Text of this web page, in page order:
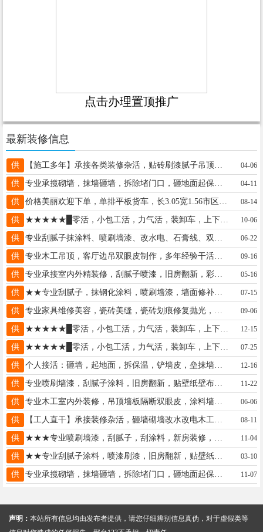
点击办理置顶推广
最新装修信息
供 04-06
供 04-11
供 08-14
供 ★★★★★█零活，小包工活，力气活，装卸车，上下楼，搬运，邢台市区，随叫随到，人靠谱█。15703295359 10-06
供 06-22
供 专业木工吊顶，客厅边吊双眼皮制作，多年经验干活仔细，活干的漂亮价格亲民。另外承接刮腻子喷漆工装家装15632991283 09-16
供 专业承接室内外精装修，刮腻子喷漆，旧房翻新，彩钢瓦翻新，保温砂浆，水包砂，真石漆，安雨水管，电话18333982319 05-16
供 ★★专业刮腻子，抹钢化涂料，喷刷墙漆，墙面修补，旧房翻新，大小活都干价格合理。电话13831988174王 07-15
供 09-06
供 ★★★★★█零活，小包工活，力气活，装卸车，上下楼，搬运，邢台市区，随叫随到，人靠谱█。15703295359 12-15
供 ★★★★★█零活，小包工活，力气活，装卸车，上下楼，搬运，邢台市区，随叫随到，人靠谱█。15703295359 07-25
供 个人接活：砸墙，起地面，拆保温，铲墙皮，垒抹墙，商场饭店拆除。新旧房改造翻新等大小活15630948293 12-16
供 专业喷刷墙漆，刮腻子涂料，旧房翻新，贴壁纸壁布，木工吊顶双眼皮，隔断墙护墙板，集成吊顶13102599465大小活都干 11-22
供 专业木工室内外装修，吊顶墙板隔断双眼皮，涂料墙漆.价格最低13780290672张师傅 06-06
供 08-11
供 11-04
供 ★★专业刮腻子涂料，喷漆刷漆，旧房翻新，贴壁纸，木工吊顶双眼皮，隔断墙护墙板，集成吊顶13400157790大小活都干 03-10
供 11-07
声明： 本站所有信息均由发布者提供，请您仔细辨别信息真伪，对于虚假类等